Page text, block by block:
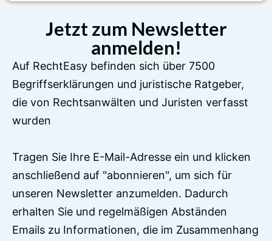
Jetzt zum Newsletter
anmelden!
Auf RechtEasy befinden sich über 7500
Begriffserklärungen und juristische Ratgeber,
die von Rechtsanwälten und Juristen verfasst
wurden
Tragen Sie Ihre E-Mail-Adresse ein und klicken
anschließend auf "abonnieren", um sich für
unseren Newsletter anzumelden. Dadurch
erhalten Sie und regelmäßigen Abständen
Emails zu Informationen, die im Zusammenhang